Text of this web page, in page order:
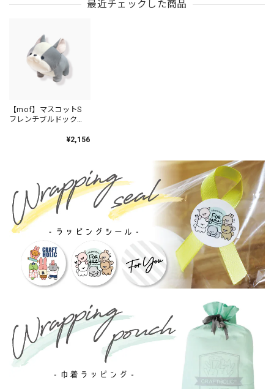
最近チェックした商品
【mof】マスコットS
フレンチブルドック
¥2,156